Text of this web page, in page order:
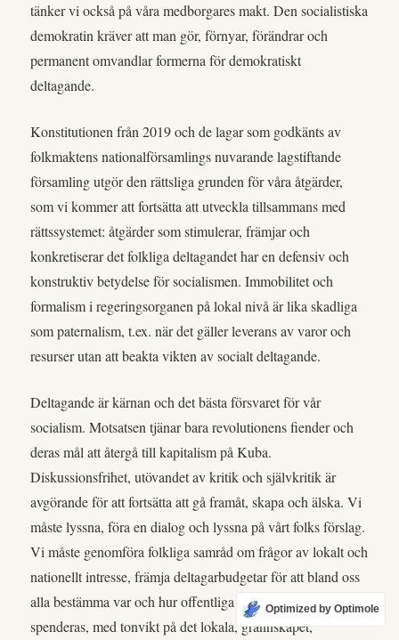
tänker vi också på våra medborgares makt. Den socialistiska
demokratin kräver att man gör, förnyar, förändrar och
permanent omvandlar formerna för demokratiskt
deltagande.
Konstitutionen från 2019 och de lagar som godkänts av
folkmaktens nationalförsamlings nuvarande lagstiftande
församling utgör den rättsliga grunden för våra åtgärder,
som vi kommer att fortsätta att utveckla tillsammans med
rättssystemet: åtgärder som stimulerar, främjar och
konkretiserar det folkliga deltagandet har en defensiv och
konstruktiv betydelse för socialismen. Immobilitet och
formalism i regeringsorganen på lokal nivå är lika skadliga
som paternalism, t.ex. när det gäller leverans av varor och
resurser utan att beakta vikten av socialt deltagande.
Deltagande är kärnan och det bästa försvaret för vår
socialism. Motsatsen tjänar bara revolutionens fiender och
deras mål att återgå till kapitalism på Kuba.
Diskussionsfrihet, utövandet av kritik och självkritik är
avgörande för att fortsätta att gå framåt, skapa och älska. Vi
måste lyssna, föra en dialog och lyssna på vårt folks förslag.
Vi måste genomföra folkliga samråd om frågor av lokalt och
nationellt intresse, främja deltagarbudgetar för att bland oss
alla bestämma var och hur offentliga medel bäst ska
spenderas, med tonvikt på det lokala, grannskapet,
Optimized by Optimole